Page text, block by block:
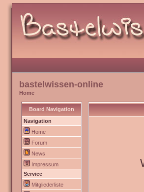
bastelwissen-online
Home
Board Navigation
Navigation
Home
Forum
News
Impressum
Service
Mitgliederliste